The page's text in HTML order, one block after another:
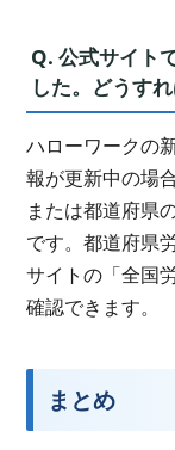
Q. 公式サイト
した。どうす
ハローワークの
報が更新中の場
または都道府県
です。都道府県
サイトの「全国
確認できます。
まとめ